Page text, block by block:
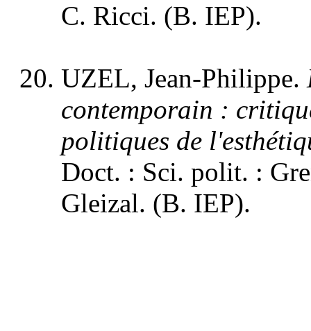
C. Ricci. (B. IEP).
UZEL, Jean-Philippe.
contemporain :
politiques de
Doct. : Sci. polit. :
Gleizal. (B. IEP).